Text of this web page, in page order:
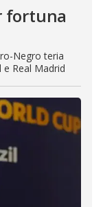
fortuna
Negro teria
Real Madrid